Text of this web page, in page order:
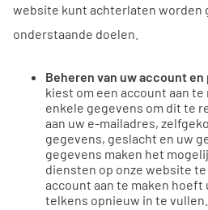
website kunt achterlaten worden
onderstaande doelen.
Beheren van uw account
kiest om een account aan te
enkele gegevens om dit te
aan uw e-mailadres,
gegevens, geslacht en uw
gegevens maken het
diensten op onze website
account aan te maken hoeft
telkens opnieuw in te vullen.